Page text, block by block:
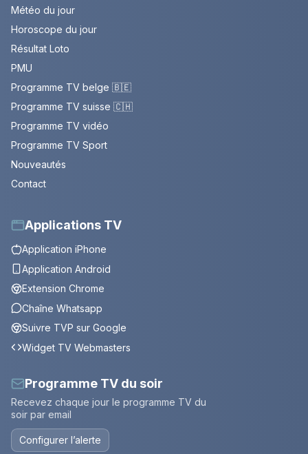
Météo du jour
Horoscope du jour
Résultat Loto
PMU
Programme TV belge 🇧🇪
Programme TV suisse 🇨🇭
Programme TV vidéo
Programme TV Sport
Nouveautés
Contact
Applications TV
Application iPhone
Application Android
Extension Chrome
Chaîne Whatsapp
Suivre TVP sur Google
Widget TV Webmasters
Programme TV du soir
Recevez chaque jour le programme TV du
soir par email
Configurer l’alerte